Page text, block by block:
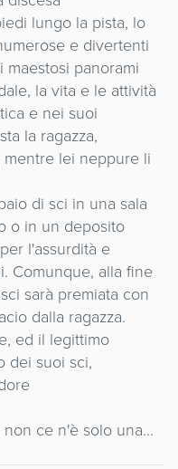
lungo la pista, lo
e divertenti
panorami
la vita e le attività
e nei suoi
la ragazza,
lei neppure li
di sci in una sala
o in un deposito
l'assurdità e
Comunque, alla fine
sarà premiata con
dalla ragazza.
ed il legittimo
dei suoi sci,
ce n'è solo una...